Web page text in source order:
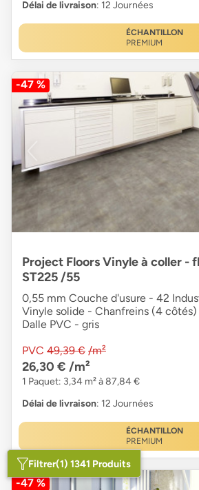
Délai de livraison: 12 Journées
ÉCHANTILLON
PREMIUM
-47 %
Project Floors Vinyle à coller -
ST225 /55
0,55 mm Couche d'usure - 42
Vinyle solide - Chanfreins (4
Dalle PVC - gris
PVC 49,39 € /m²
26,30 € /m²
1 Paquet: 3,34 m² à 87,84 €
Délai de livraison: 12 Journées
ÉCHANTILLON
PREMIUM
-47 %
Filtrer(1) 1341 Produits